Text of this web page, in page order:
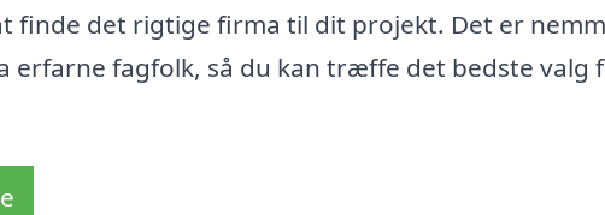
finde det rigtige firma til dit projekt. Det er
erfarne fagfolk, så du kan træffe det bedste valg